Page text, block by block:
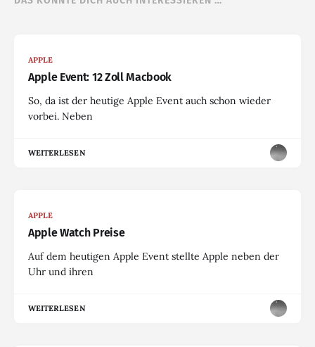
APPLE
Apple Event: 12 Zoll Macbook
So, da ist der heutige Apple Event auch schon wieder
vorbei. Neben
WEITERLESEN
APPLE
Apple Watch Preise
Auf dem heutigen Apple Event stellte Apple neben der
Uhr und ihren
WEITERLESEN